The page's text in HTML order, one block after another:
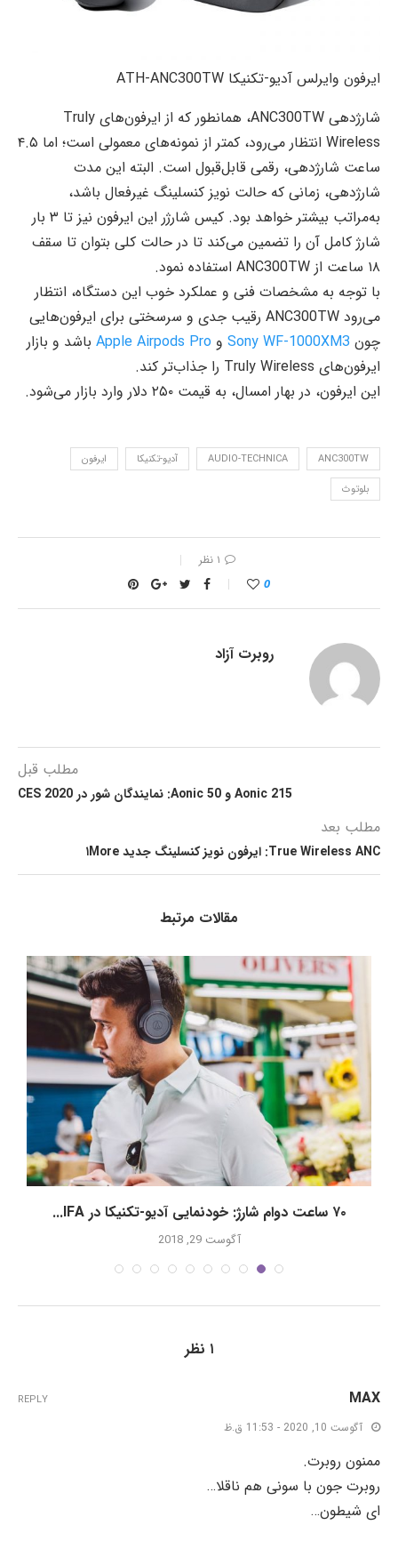
ایرفون وایرلس آدیو-تکنیکا ATH-ANC300TW
شارژدهی ANC300TW، همانطور که از ایرفون‌های Truly
Wireless انتظار می‌رود، کمتر از نمونه‌های معمولی است؛ اما ۴.۵
ساعت شارژدهی، رقمی قابل‌قبول است. البته این مدت
شارژدهی، زمانی که حالت نویز کنسلینگ غیرفعال باشد،
به‌مراتب بیشتر خواهد بود. کیس شارژر این ایرفون نیز تا ۳ بار
شارژ کامل آن را تضمین می‌کند تا در حالت کلی بتوان تا سقف
۱۸ ساعت از ANC300TW استفاده نمود.
با توجه به مشخصات فنی و عملکرد خوب این دستگاه، انتظار
می‌رود ANC300TW رقیب جدی و سرسختی برای ایرفون‌هایی
چون Sony WF-1000XM3 و Apple Airpods Pro باشد و بازار
ایرفون‌های Truly Wireless را جذاب‌تر کند.
این ایرفون، در بهار امسال، به قیمت ۲۵۰ دلار وارد بازار می‌شود.
ANC300TW
AUDIO-TECHNICA آدیو-تکنیکا
ایرفون
بلوتوث
۱ نظر
0
روبرت آزاد
مطلب قبل
Aonic 215 و Aonic 50: نمایندگان شور در CES 2020
مطلب بعد
True Wireless ANC: ایرفون نویز کنسلینگ جدید ۱More
مقالات مرتبط
۷۰ ساعت دوام شارژ: خودنمایی آدیو-تکنیکا در IFA...
آگوست 29, 2018
۱ نظر
MAX
آگوست 10, 2020 - 11:53 ق.ظ
ممنون روبرت.
روبرت جون با سونی هم ناقلا…
ای شیطون…
REPLY